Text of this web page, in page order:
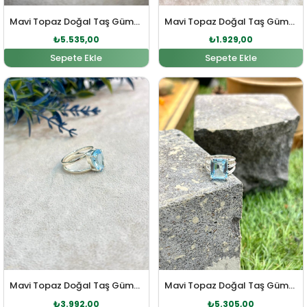
Mavi Topaz Doğal Taş Gümüş Yüzük
₺5.535,00
Sepete Ekle
Mavi Topaz Doğal Taş Gümüş Yüzük
₺1.929,00
Sepete Ekle
Mavi Topaz Doğal Taş Gümüş Yüzük
Orijinal fiyat: ₺4.391,00.
₺3.992,00
Şu andaki fiyat: ₺3.992,00.
Mavi Topaz Doğal Taş Gümüş Yüzük
Orijinal fiyat:
₺5.305,00
Şu andaki